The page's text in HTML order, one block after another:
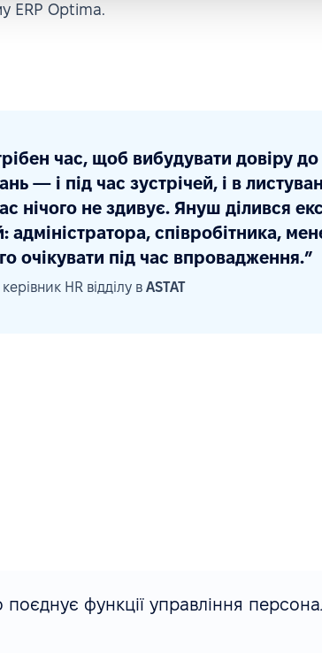
ERP Optima.
час, щоб вибудувати довіру
— і під час зустрічей, і в
нічого не здивує. Януш ділився
адміністратора, співробітника,
очікувати під час впровадження.”
керівник HR відділу в ASTAT
функції управління